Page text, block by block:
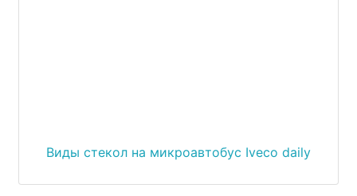
Виды стекол на микроавтобус Iveco daily